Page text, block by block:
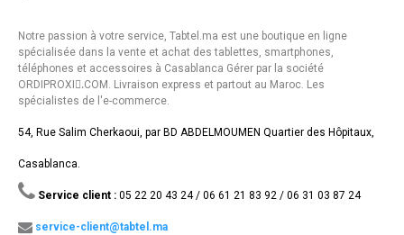
Notre passion à votre service, Tabtel.ma est une boutique en ligne
spécialisée dans la vente et achat des tablettes, smartphones,
téléphones et accessoires à Casablanca Gérer par la société
ORDIPROXI.ِCOM. Livraison express et partout au Maroc. Les
spécialistes de l'e-commerce.
54, Rue Salim Cherkaoui, par BD ABDELMOUMEN Quartier des Hôpitaux,
Casablanca.
Service client : 05 22 20 43 24 / 06 61 21 83 92 / 06 31 03 87 24
service-client@tabtel.ma